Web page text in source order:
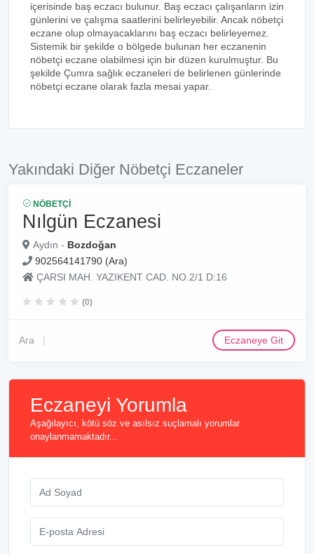
içerisinde baş eczacı bulunur. Baş eczacı çalışanların izin
günlerini ve çalışma saatlerini belirleyebilir. Ancak nöbetçi
eczane olup olmayacaklarını baş eczacı belirleyemez.
Sistemik bir şekilde o bölgede bulunan her eczanenin
nöbetçi eczane olabilmesi için bir düzen kurulmuştur. Bu
şekilde Çumra sağlık eczaneleri de belirlenen günlerinde
nöbetçi eczane olarak fazla mesai yapar.
Yakındaki Diğer Nöbetçi Eczaneler
NÖBETÇI
Nılgün Eczanesi
Aydın - Bozdoğan
902564141790 (Ara)
ÇARSI MAH. YAZIKENT CAD. NO.2/1 D:16
(0)
Ara Eczaneye Git
Eczaneyi Yorumla
Aşağılayıcı, kötü söz ve asılsız suçlamalı yorumlar
onaylanmamaktadır...